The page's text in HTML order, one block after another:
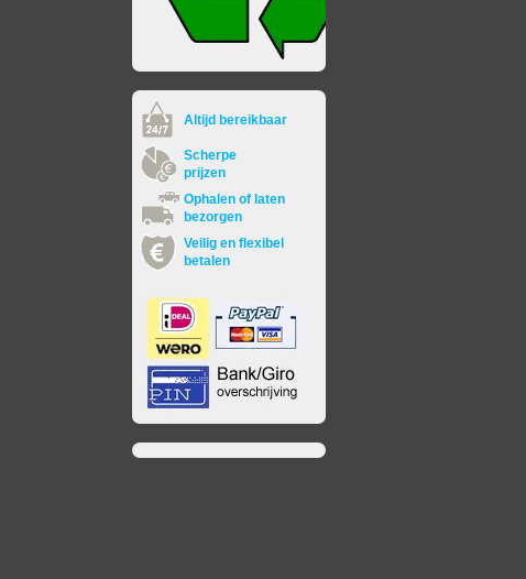
Altijd bereikbaar
Scherpe
prijzen
Ophalen of laten
bezorgen
Veilig en flexibel
betalen